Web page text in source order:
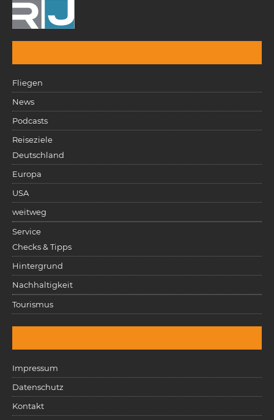
Fliegen
News
Podcasts
Reiseziele
Deutschland
Europa
USA
weitweg
Service
Checks & Tipps
Hintergrund
Nachhaltigkeit
Tourismus
Impressum
Datenschutz
Kontakt